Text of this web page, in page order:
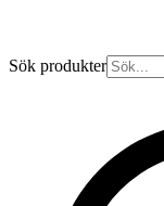
Sök produkter